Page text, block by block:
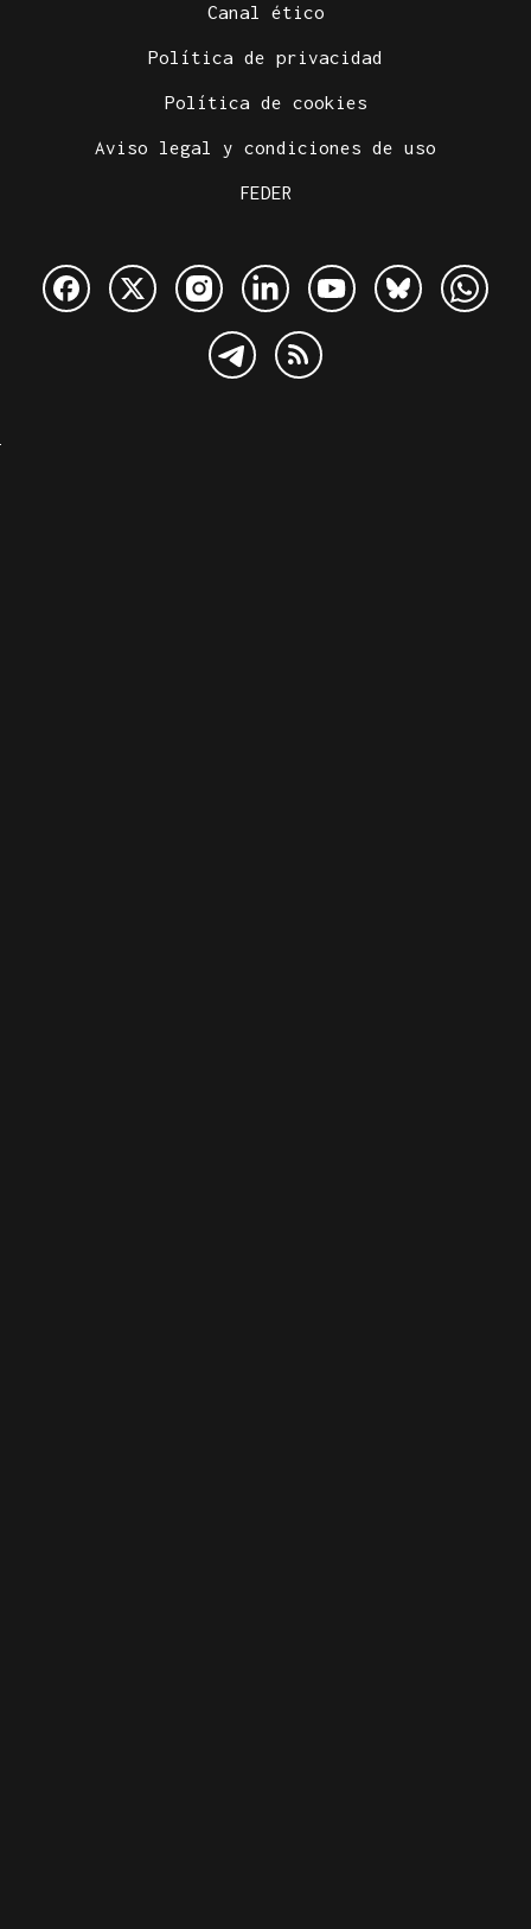
Canal ético
Política de privacidad
Política de cookies
Aviso legal y condiciones de uso
FEDER